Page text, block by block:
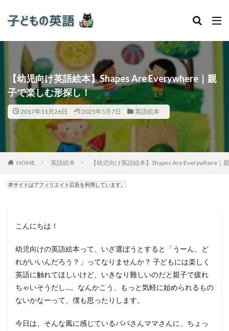
【幼児向け英語絵本】Shapes Are Everywhere｜親
子で楽しむ形探し！
2017年11月26日 2025年5月7日 英語絵本
HOME 英語絵本 【幼児向け英語絵本】Shapes Are Everywhere｜
本サイトはアフィリエイト広告を利用しています。
こんにちは！
幼児向けの英語絵本って、いざ選ぼうとすると「うーん、ど
れがいいんだろう？」ってなりませんか？ 子どもには楽しく
英語に触れてほしいけど、いきなり難しいのだと親子で疲れ
ちゃいそうだし…。なんかこう、もっと気軽に始められるもの
ないかなーって、僕も思ったりします。
今日は、そんな風に感じているパパさんママさんに、ちょっ